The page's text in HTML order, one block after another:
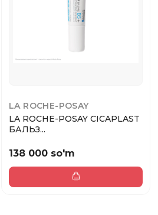
LA ROCHE-POSAY
LA ROCHE-POSAY CICAPLAST
БАЛЬЗ...
138 000 so'm